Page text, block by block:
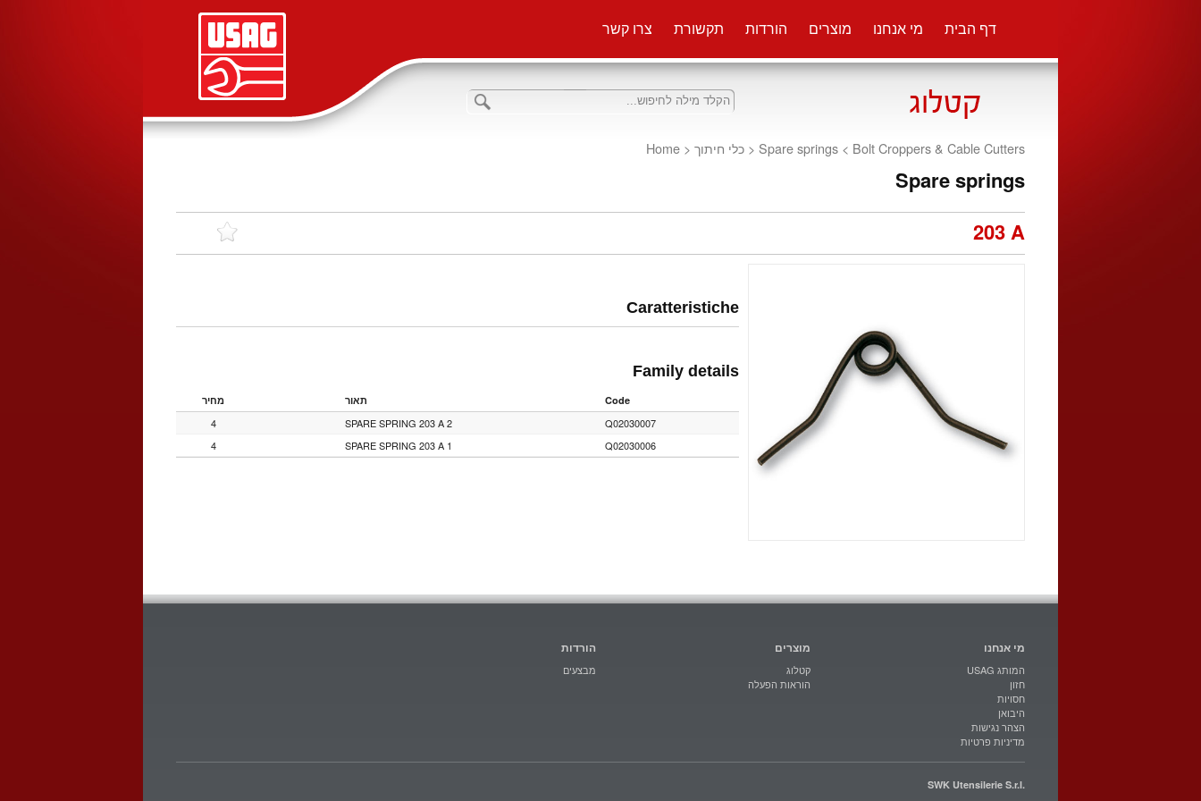
דף הבית מי אנחנו מוצרים הורדות תקשורת צרו קשר
Spare springs < Bolt Croppers & Cable Cutters
< כלי חיתוך <
Home
Spare springs
203 A
Caratteristiche
Family details
Code תאור מחיר
Q02030007
SPARE SPRING 203 A 2
4
Q02030006
SPARE SPRING 203 A 1
4
מי אנחנו
USAG המותג
חזון
חסויות
היבואן
הצהר נגישות
מדיניות פרטיות
מוצרים
קטלוג
הוראות הפעלה
הורדות
מבצעים
SWK Utensilerie S.r.l.